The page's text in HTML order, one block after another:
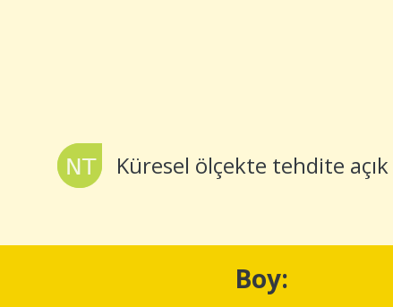
Küresel ölçekte tehdite açık
Boy: